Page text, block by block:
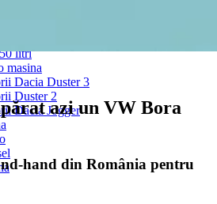
litri
masina
Dacia Duster 3
Duster 2
Dacia Joggerazi un VW Bora
hand din România pentru